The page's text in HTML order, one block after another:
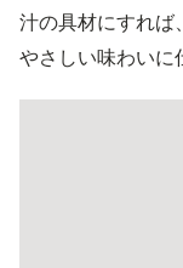
汁の具材にすれば
やさしい味わいに